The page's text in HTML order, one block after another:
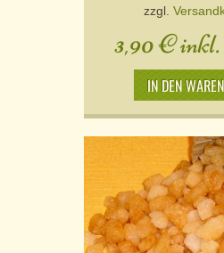
zzgl.
3,90€
IN DEN